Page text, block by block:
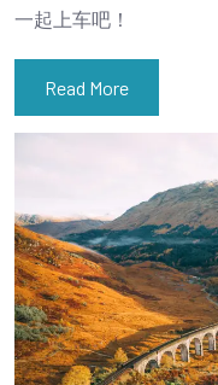
一起上车吧！
Read More